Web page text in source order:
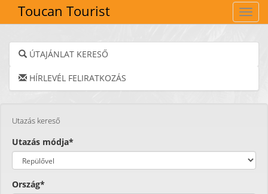
Toucan Tourist
ÚTAJÁNLAT KERESŐ
HÍRLEVÉL FELIRATKOZÁS
Utazás kereső
Utazás módja*
Ország*